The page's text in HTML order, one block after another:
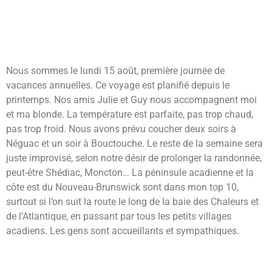
Nous sommes le lundi 15 août, première journée de
vacances annuelles. Ce voyage est planifié depuis le
printemps. Nos amis Julie et Guy nous accompagnent moi
et ma blonde. La température est parfaite, pas trop chaud,
pas trop froid. Nous avons prévu coucher deux soirs à
Néguac et un soir à Bouctouche. Le reste de la semaine sera
juste improvisé, selon notre désir de prolonger la randonnée,
peut-être Shédiac, Moncton… La péninsule acadienne et la
côte est du Nouveau-Brunswick sont dans mon top 10,
surtout si l’on suit la route le long de la baie des Chaleurs et
de l’Atlantique, en passant par tous les petits villages
acadiens. Les gens sont accueillants et sympathiques.